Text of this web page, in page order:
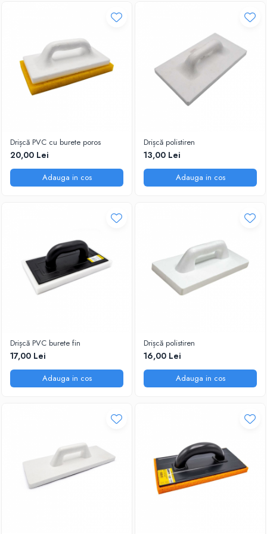
Drișcă PVC cu burete poros
20,00 Lei
Adauga in cos
Drișcă polistiren
13,00 Lei
Adauga in cos
Drișcă PVC burete fin
17,00 Lei
Adauga in cos
Drișcă polistiren
16,00 Lei
Adauga in cos